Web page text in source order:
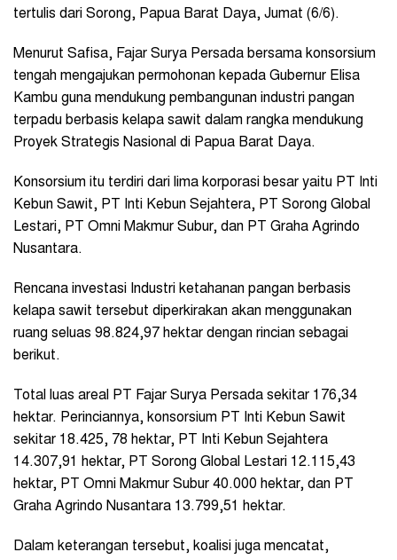
tertulis dari Sorong, Papua Barat Daya, Jumat (6/6).
Menurut Safisa, Fajar Surya Persada bersama konsorsium
tengah mengajukan permohonan kepada Gubernur Elisa
Kambu guna mendukung pembangunan industri pangan
terpadu berbasis kelapa sawit dalam rangka mendukung
Proyek Strategis Nasional di Papua Barat Daya.
Konsorsium itu terdiri dari lima korporasi besar yaitu PT Inti
Kebun Sawit, PT Inti Kebun Sejahtera, PT Sorong Global
Lestari, PT Omni Makmur Subur, dan PT Graha Agrindo
Nusantara.
Rencana investasi Industri ketahanan pangan berbasis
kelapa sawit tersebut diperkirakan akan menggunakan
ruang seluas 98.824,97 hektar dengan rincian sebagai
berikut.
Total luas areal PT Fajar Surya Persada sekitar 176,34
hektar. Perinciannya, konsorsium PT Inti Kebun Sawit
sekitar 18.425, 78 hektar, PT Inti Kebun Sejahtera
14.307,91 hektar, PT Sorong Global Lestari 12.115,43
hektar, PT Omni Makmur Subur 40.000 hektar, dan PT
Graha Agrindo Nusantara 13.799,51 hektar.
Dalam keterangan tersebut, koalisi juga mencatat,